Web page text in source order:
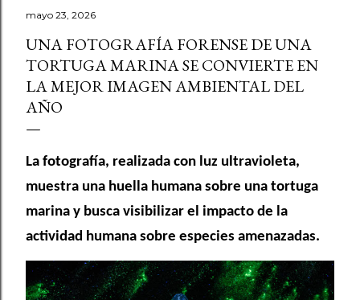
mayo 23, 2026
UNA FOTOGRAFÍA FORENSE DE UNA
TORTUGA MARINA SE CONVIERTE EN
LA MEJOR IMAGEN AMBIENTAL DEL
AÑO
La fotografía, realizada con luz ultravioleta,
muestra una huella humana sobre una tortuga
marina y busca visibilizar el impacto de la
actividad humana sobre especies amenazadas.